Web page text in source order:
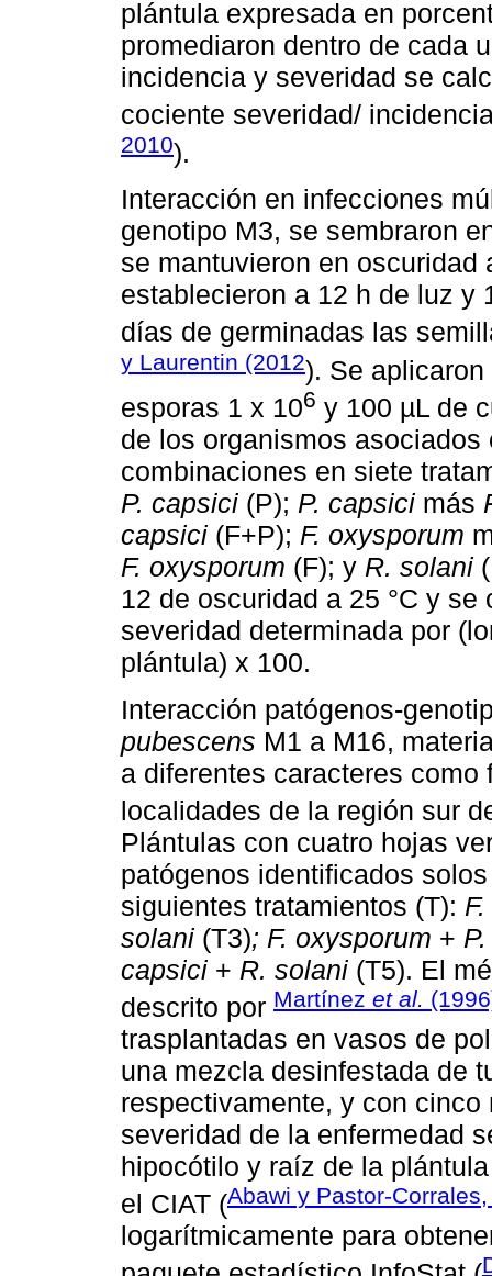
plántula expresada en
promediaron dentro de cada
incidencia y severidad se
cociente severidad/
2010).
Interacción en infecciones
genotipo M3, se sembraron
se mantuvieron en oscuridad
establecieron a 12 h de luz y
días de germinadas las
y Laurentin (2012). Se
esporas 1 x 106 y 100 µL de
de los organismos
combinaciones en siete
P. capsici (P); P. capsici más
capsici (F+P); F. oxysporum
F. oxysporum (F); y R. solani
12 de oscuridad a 25 °C y
severidad determinada por
plántula) x 100.
Interacción patógenos-
pubescens M1 a M16,
a diferentes caracteres
localidades de la región sur
Plántulas con cuatro hojas
patógenos identificados
siguientes tratamientos (T):
solani (T3); F. oxysporum +
capsici + R. solani (T5). El
descrito por Martínez et al.
trasplantadas en vasos de
una mezcla desinfestada de
respectivamente, y con
severidad de la enfermedad
hipocótilo y raíz de la
el CIAT (Abawi y Pastor-
logarítmicamente para